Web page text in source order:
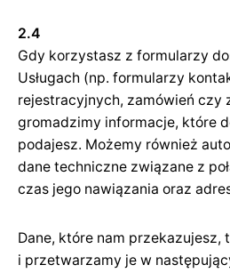
2.4
Gdy korzystasz z formularzy
Usługach (np. formularzy
rejestracyjnych, zamówień czy
gromadzimy informacje, które
podajesz. Możemy również
dane techniczne związane z
czas jego nawiązania oraz
Dane, które nam przekazujesz,
i przetwarzamy je w